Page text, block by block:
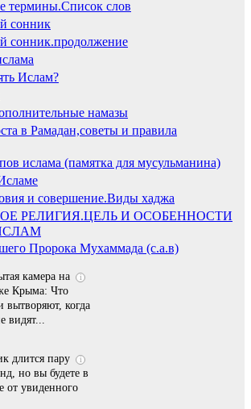
термины.Список слов
сонник
сонник.продолжение
Ислам?
намазы
в Рамадан,советы и правила
ислама (памятка для мусульманина)
и совершение.Виды хаджа
РЕЛИГИЯ.ЦЕЛЬ И ОСОБЕННОСТИ
Пророка Мухаммада (с.а.в)
i
длится
секунд, а
вы будете
i
камера на
Крыма: Что
вытворяют, когда
видят...
i
длится пару
но вы будете в
от увиденного